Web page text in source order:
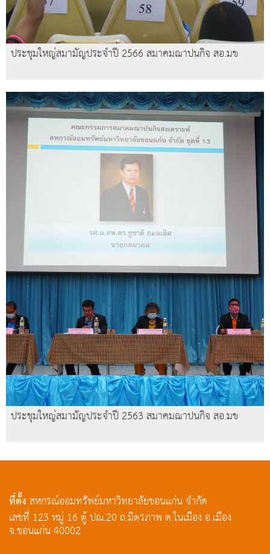
ประชุมใหญ่สมามัญประจำปี 2566 สมาคมฌาปนกิจ สอ.มข
ประชุมใหญ่สมามัญประจำปี 2563 สมาคมฌาปนกิจ สอ.มข
ที่ตั้งสหกรณ์ออมทรัพย์มหาวิทยาลัยขอนแก่น จำกัด
เลขที่ 123 หมู่ 16 ตู้ ปณ.20 ถ.มิตรภาพ ต.ในเมือง อ.เมือง
จ.ขอนแก่น 40002